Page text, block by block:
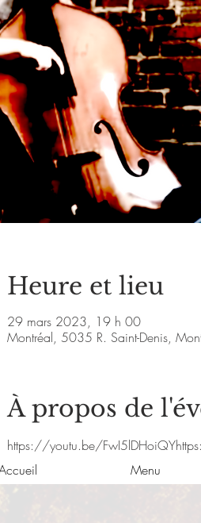
Heure et lieu
29 mars 2023, 19 h 00
Montréal, 5035 R. Saint-Denis,
À propos de
https://youtu.be/FwI5lDHoiQY
Menu